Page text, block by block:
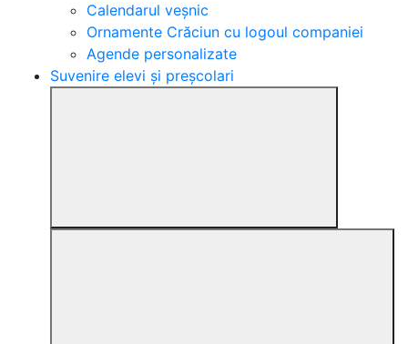
Calendarul veșnic
Ornamente Crăciun cu logoul companiei
Agende personalizate
Suvenire elevi și preșcolari